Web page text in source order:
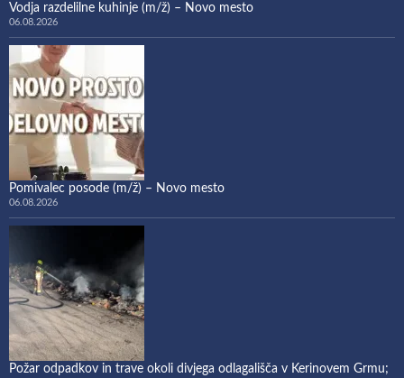
Vodja razdelilne kuhinje (m/ž) – Novo mesto
06.08.2026
Pomivalec posode (m/ž) – Novo mesto
06.08.2026
Požar odpadkov in trave okoli divjega odlagališča v Kerinovem Grmu;